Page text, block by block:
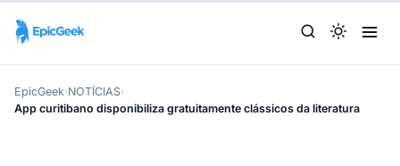
EpicGeek›NOTÍCIAS›
App curitibano disponibiliza gratuitamente clássicos da literatura